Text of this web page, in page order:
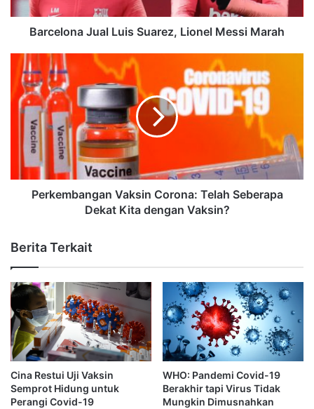
Barcelona Jual Luis Suarez, Lionel Messi Marah
Perkembangan Vaksin Corona: Telah Seberapa
Dekat Kita dengan Vaksin?
Berita Terkait
Cina Restui Uji Vaksin
Semprot Hidung untuk
Perangi Covid-19
WHO: Pandemi Covid-19
Berakhir tapi Virus Tidak
Mungkin Dimusnahkan